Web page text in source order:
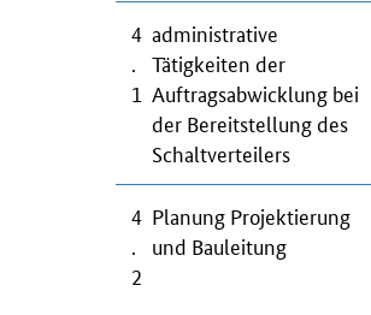
4
.
1
administrative
Tätigkeiten der
Auftragsabwicklung bei
der Bereitstellung des
Schaltverteilers
4
.
2
Planung Projektierung
und Bauleitung